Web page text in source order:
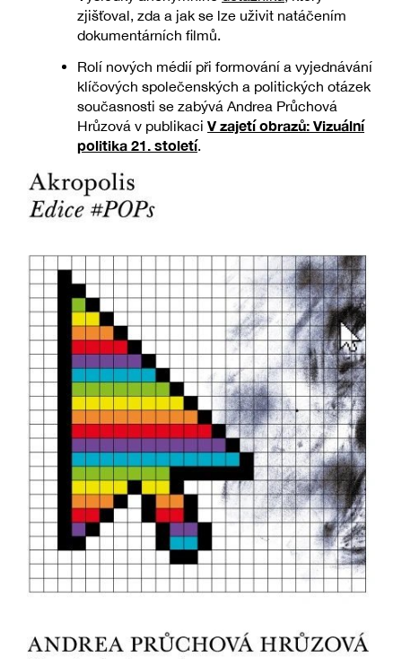
zjišťoval, zda a jak se lze uživit natáčením
dokumentárních filmů.
Rolí nových médií při formování a vyjednávání
klíčových společenských a politických otázek
současnosti se zabývá Andrea Průchová
Hrůzová v publikaciV zajetí obrazů: Vizuální
politika 21. století.